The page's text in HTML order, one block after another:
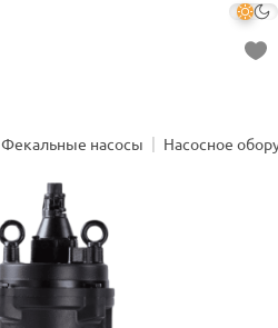
Фекальные насосы Насосное